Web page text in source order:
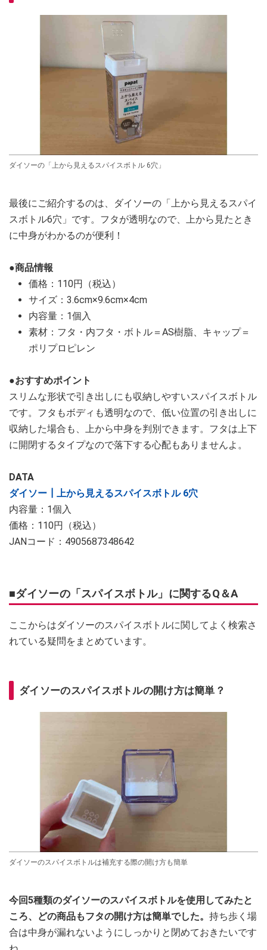
ダイソーの「上から見えるスパイスボトル 6穴」
最後にご紹介するのは、ダイソーの「上から見えるスパイ
スボトル6穴」です。フタが透明なので、上から見たとき
に中身がわかるのが便利！
●商品情報
価格：110円（税込）
サイズ：3.6cm×9.6cm×4cm
内容量：1個入
素材：フタ・内フタ・ボトル＝AS樹脂、キャップ＝
ポリプロピレン
●おすすめポイント
スリムな形状で引き出しにも収納しやすいスパイスボトル
です。フタもボディも透明なので、低い位置の引き出しに
収納した場合も、上から中身を判別できます。フタは上下
に開閉するタイプなので落下する心配もありませんよ。
DATA
ダイソー┃上から見えるスパイスボトル 6穴
内容量：1個入
価格：110円（税込）
JANコード：4905687348642
■ダイソーの「スパイスボトル」に関するQ＆A
ここからはダイソーのスパイスボトルに関してよく検索さ
れている疑問をまとめています。
ダイソーのスパイスボトルの開け方は簡単？
ダイソーのスパイスボトルは補充する際の開け方も簡単
今回5種類のダイソーのスパイスボトルを使用してみたと
ころ、どの商品もフタの開け方は簡単でした。 持ち歩く場
合は中身が漏れないようにしっかりと閉めておきたいです